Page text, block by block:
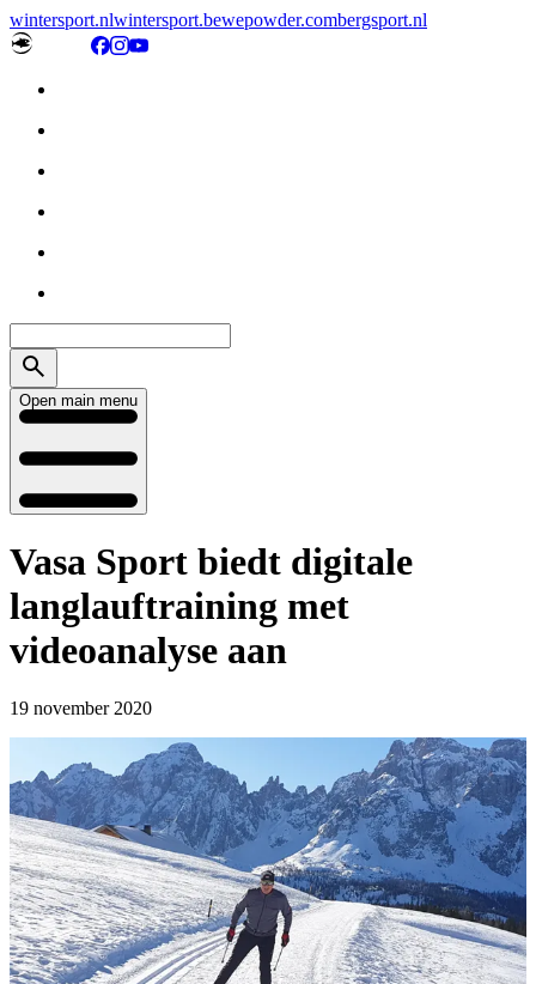
wintersport.nlwintersport.bewepowder.combergsport.nl
Open main menu
Vasa Sport biedt digitale
langlauftraining met
videoanalyse aan
19 november 2020